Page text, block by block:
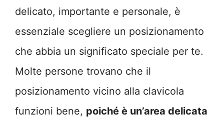
delicato, importante e personale, è
essenziale scegliere un posizionamento
che abbia un significato speciale per te.
Molte persone trovano che il
posizionamento vicino alla clavicola
funzioni bene, poiché è un’area delicata